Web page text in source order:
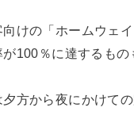
けの「ホームウェ
100％に達するもの
方から夜にかけて